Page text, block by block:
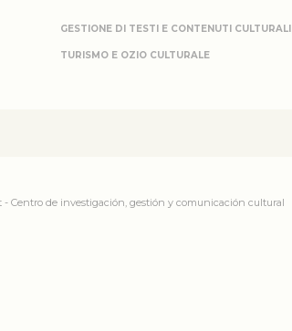
GESTIONE DI TESTI E CONTENUTI CULTURALI
TURISMO E OZIO CULTURALE
- Centro de investigación, gestión y comunicación cultural